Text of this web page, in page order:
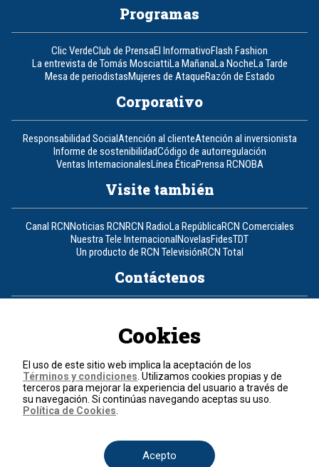
Programas
Clic VerdeClub de PrensaEl InformativoFlash Fashion
La entrevista de Tomás MosciattiLa MañanaLa NocheLa Tarde
Mesa de periodistasMujeres de AtaqueRazón de Estado
Corporativo
Responsabilidad SocialAtención al clienteAtención al inversionista
Informe de sostenibilidadCódigo de autorregulación
Ventas InternacionalesLínea ÉticaPrensa RCNOBA
Visite también
Canal RCNNoticias RCNRCN RadioLa RepúblicaRCN Comerciales
Nuestra Tele InternacionalNovelasFidesTDT
Un producto de RCN TelevisiónRCN Total
Contáctenos
Política de cookies
Términos y condiciones
© 2026, RCN Medios.
Todos los derechos reservados.
Cookies
El uso de este sitio web implica la aceptación de los
Términos y condiciones . Utilizamos cookies propias y de
terceros para mejorar la experiencia del usuario a través de
su navegación. Si continúas navegando aceptas su uso.
Política de Cookies
Acepto